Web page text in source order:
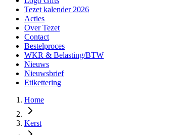
Tezet kalender 2026
Acties
Over Tezet
Contact
Bestelproces
WKR & Belasting/BTW
Nieuws
Nieuwsbrief
Etikettering
Home
Kerst